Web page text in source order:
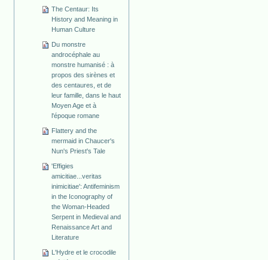
The Centaur: Its
History and Meaning in
Human Culture
Du monstre
androcéphale au
monstre humanisé : à
propos des sirènes et
des centaures, et de
leur famille, dans le haut
Moyen Age et à
l'époque romane
Flattery and the
mermaid in Chaucer's
Nun's Priest's Tale
'Effigies
amicitiae...veritas
inimicitiae': Antifeminism
in the Iconography of
the Woman-Headed
Serpent in Medieval and
Renaissance Art and
Literature
L'Hydre et le crocodile